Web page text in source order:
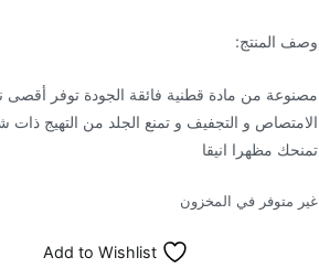
هو:
وصف المنتج:
مصنوعة من مادة قطنية فائقة الجودة توفر أقصى
الامتصاص و التجفيف و تمنع الجلد من التهيج
تمنحك مظهرا انيقا
غير متوفر في المخزون
Add to Wishlist